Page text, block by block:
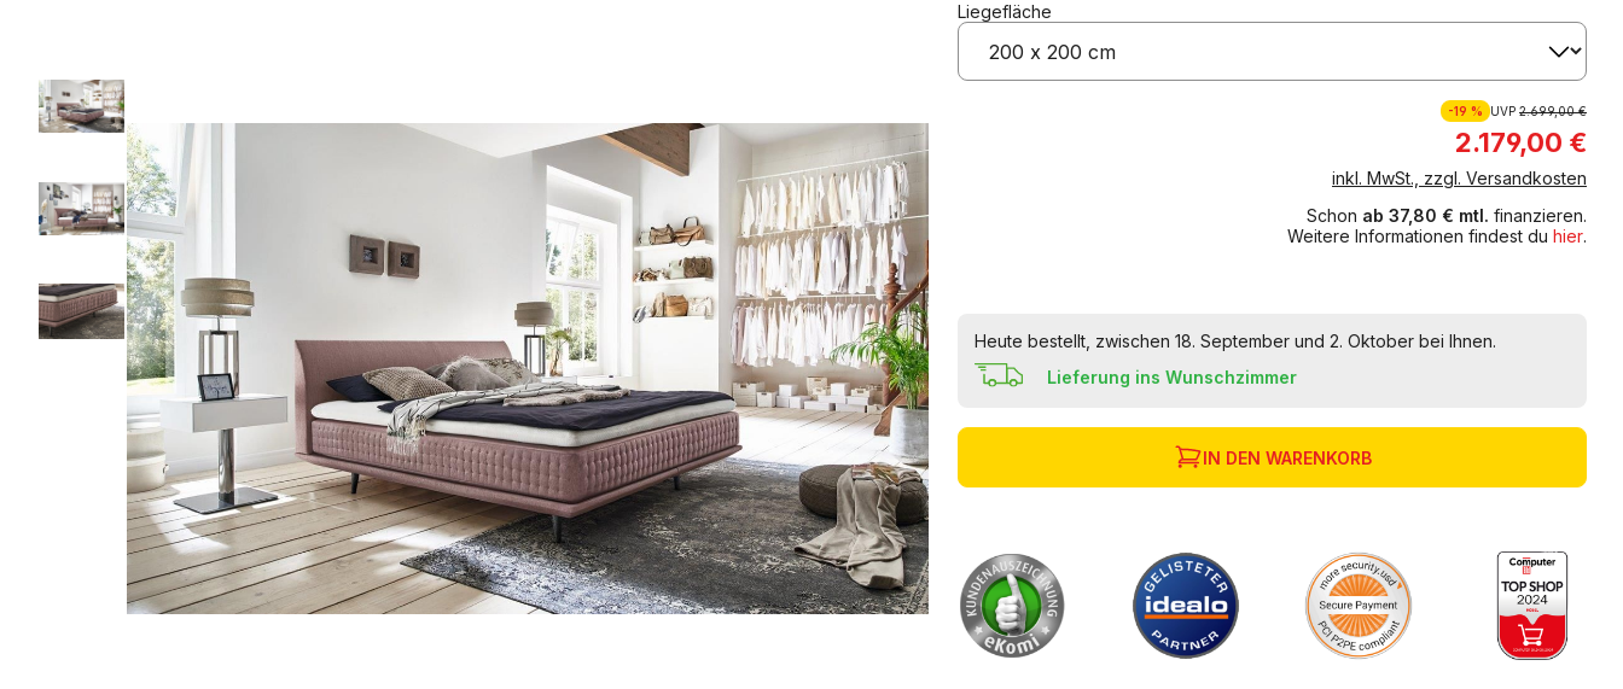
Liegefläche
-19 % UVP 2.699,00 €
2.179,00 €
inkl. MwSt., zzgl. Versandkosten
Schon ab 37,80 € mtl. finanzieren.
Weitere Informationen findest du hier.
Heute bestellt, zwischen 18. September und 2. Oktober bei Ihnen.
Lieferung ins Wunschzimmer
IN DEN WARENKORB